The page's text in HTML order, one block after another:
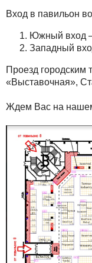
Вход в павильон
Южный вход –
Западный
Проезд
«Выставочная»,
Ждем Вас на